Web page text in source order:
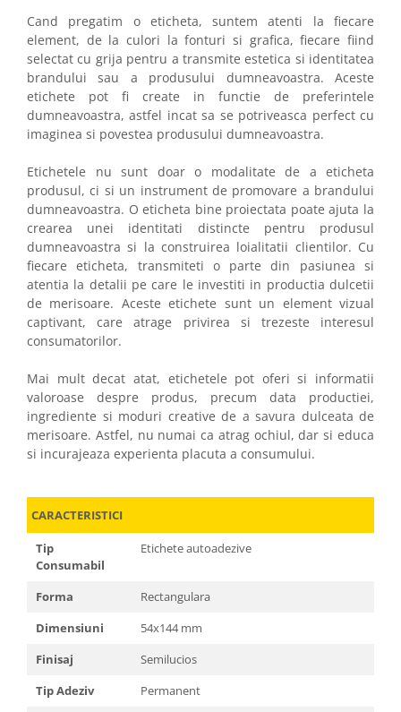
Cand pregatim o eticheta, suntem atenti la fiecare
element, de la culori la fonturi si grafica, fiecare fiind
selectat cu grija pentru a transmite estetica si identitatea
brandului sau a produsului dumneavoastra. Aceste
etichete pot fi create in functie de preferintele
dumneavoastra, astfel incat sa se potriveasca perfect cu
imaginea si povestea produsului dumneavoastra.
Etichetele nu sunt doar o modalitate de a eticheta
produsul, ci si un instrument de promovare a brandului
dumneavoastra. O eticheta bine proiectata poate ajuta la
crearea unei identitati distincte pentru produsul
dumneavoastra si la construirea loialitatii clientilor. Cu
fiecare eticheta, transmiteti o parte din pasiunea si
atentia la detalii pe care le investiti in productia dulcetii
de merisoare. Aceste etichete sunt un element vizual
captivant, care atrage privirea si trezeste interesul
consumatorilor.
Mai mult decat atat, etichetele pot oferi si informatii
valoroase despre produs, precum data productiei,
ingrediente si moduri creative de a savura dulceata de
merisoare. Astfel, nu numai ca atrag ochiul, dar si educa
si incurajeaza experienta placuta a consumului.
CARACTERISTICI
Tip
Consumabil
Etichete autoadezive
Forma
Rectangulara
Dimensiuni
54x144 mm
Finisaj
Semilucios
Tip Adeziv
Permanent